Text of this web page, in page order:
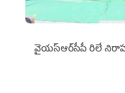
వైయ‌స్ఆర్‌సీపీ రిలే